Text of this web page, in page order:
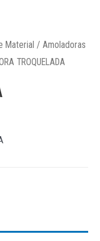
Material / Amoladoras
TROQUELADA